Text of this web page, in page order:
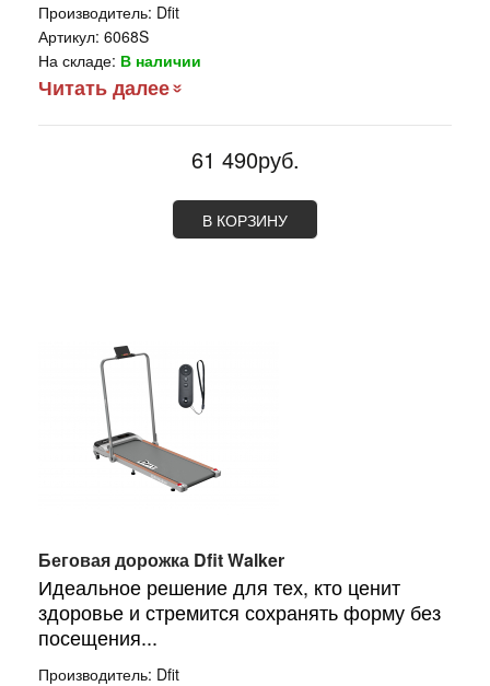
Производитель: Dfit
Артикул: 6068S
На складе: В наличии
Читать далее
61 490руб.
В КОРЗИНУ
Беговая дорожка Dfit Walker
Идеальное решение для тех, кто ценит
здоровье и стремится сохранять форму без
посещения...
Производитель: Dfit